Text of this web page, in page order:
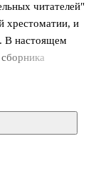
читателей"
хрестоматии, и
В настоящем
для
отрывков из